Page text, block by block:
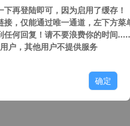
件 制谱软件 音乐制谱软件
再登陆即可，因为启用了缓存！
，仅能通过唯一通道，左下方菜
任何回复！请不要浪费你的时间
户，其他用户不提供服务
确定